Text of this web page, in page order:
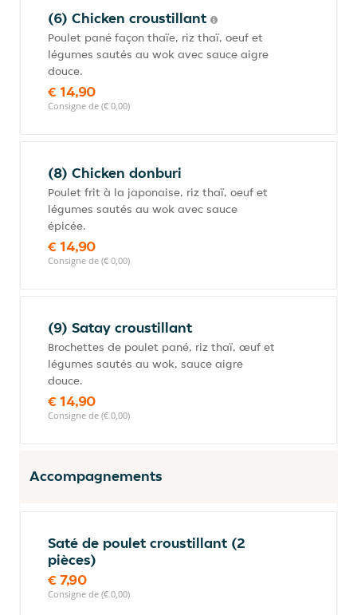
(6) Chicken croustillant
Poulet pané façon thaïe, riz thaï, oeuf et
légumes sautés au wok avec sauce aigre
douce.
€ 14,90
Consigne de (€ 0,00)
(8) Chicken donburi
Poulet frit à la japonaise, riz thaï, oeuf et
légumes sautés au wok avec sauce
épicée.
€ 14,90
Consigne de (€ 0,00)
(9) Satay croustillant
Brochettes de poulet pané, riz thaï, œuf et
légumes sautés au wok, sauce aigre
douce.
€ 14,90
Consigne de (€ 0,00)
Accompagnements
Saté de poulet croustillant (2
pièces)
€ 7,90
Consigne de (€ 0,00)